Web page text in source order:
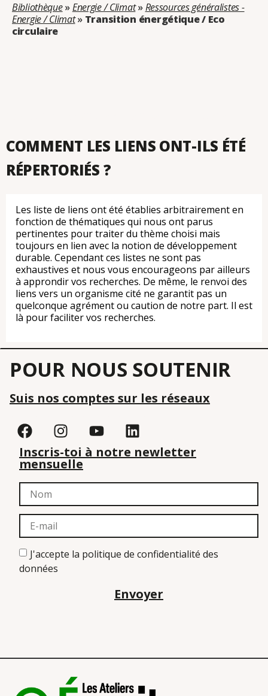
Bibliothèque»Energie / Climat»Ressources généralistes -
Energie / Climat» Transition énergétique / Eco
circulaire
COMMENT LES LIENS ONT-ILS ÉTÉ
RÉPERTORIÉS ?
Les liste de liens ont été établies arbitrairement en
fonction de thématiques qui nous ont parus
pertinentes pour traiter du thème choisi mais
toujours en lien avec la notion de développement
durable. Cependant ces listes ne sont pas
exhaustives et nous vous encourageons par ailleurs
à approndir vos recherches. De même, le renvoi des
liens vers un organisme cité ne garantit pas un
quelconque agrément ou caution de notre part. Il est
là pour faciliter vos recherches.
POUR NOUS SOUTENIR
Suis nos comptes sur les réseaux
Inscris-toi à notre newletter
mensuelle
J'accepte la politique de confidentialité des
données
Envoyer